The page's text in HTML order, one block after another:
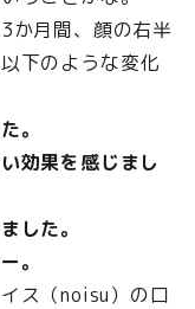
か月間、顔の右半
下のような変化
。
効果を感じまし
した。
。
ス（noisu）の口